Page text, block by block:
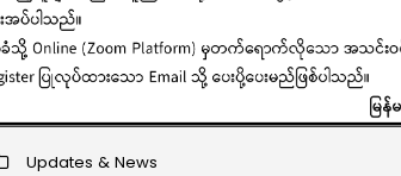
Updates & News